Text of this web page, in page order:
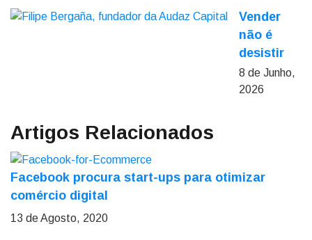
Vender
não é
desistir
8 de Junho,
2026
Artigos Relacionados
Facebook procura start-ups para otimizar
comércio digital
13 de Agosto, 2020